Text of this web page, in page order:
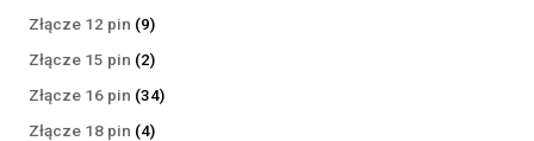
Złącze 12 pin 99
produktów
Złącze 15 pin 22
produkty
Złącze 16 pin 3434
Złącze 18 pin 44